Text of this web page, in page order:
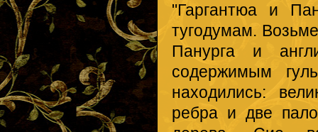
"Гаргантюа и
тугодумам.
Панурга и
содержимым
находились:
ребра и две